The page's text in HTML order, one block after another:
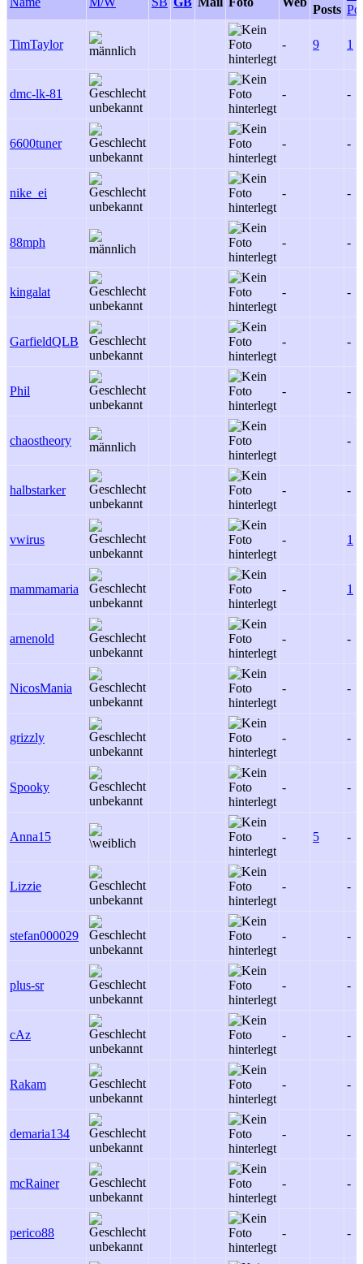
Posts
TimTaylor - 9 1
dmc-lk-81 - -
6600tuner - -
nike_ei - -
88mph - -
kingalat - -
GarfieldQLB - -
Phil - -
chaostheory -
halbstarker - -
vwirus - 1
mammamaria - 1
arnenold - -
NicosMania - -
grizzly - -
Spooky - -
Anna15 - 5 -
Lizzie - -
stefan000029 - -
plus-sr - -
cAz - -
Rakam - -
demaria134 - -
mcRainer - -
perico88 - -